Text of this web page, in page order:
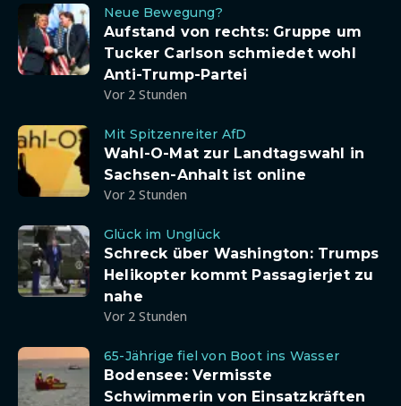
Neue Bewegung?
Aufstand von rechts: Gruppe um
Tucker Carlson schmiedet wohl
Anti-Trump-Partei
Vor 2 Stunden
Mit Spitzenreiter AfD
Wahl-O-Mat zur Landtagswahl in
Sachsen-Anhalt ist online
Vor 2 Stunden
Glück im Unglück
Schreck über Washington: Trumps
Helikopter kommt Passagierjet zu
nahe
Vor 2 Stunden
65-Jährige fiel von Boot ins Wasser
Bodensee: Vermisste
Schwimmerin von Einsatzkräften